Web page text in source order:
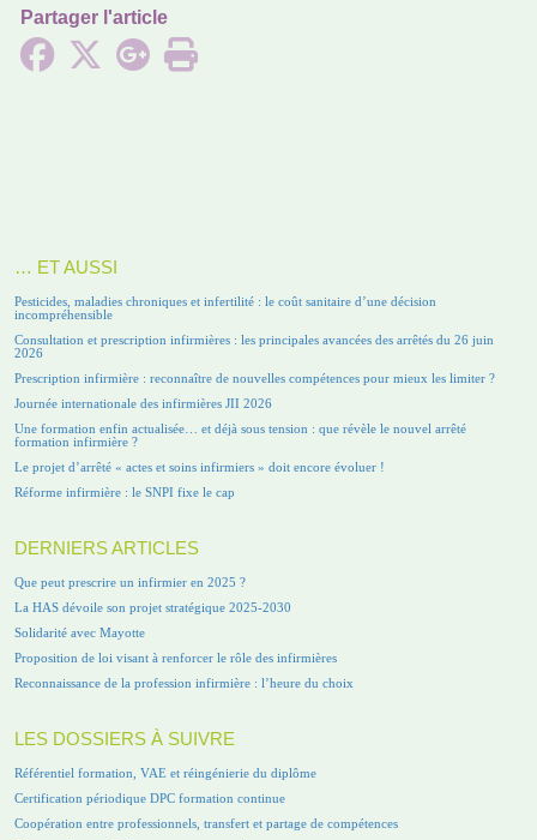
Partager l'article
… ET AUSSI
Pesticides, maladies chroniques et infertilité : le coût sanitaire d’une décision
incompréhensible
Consultation et prescription infirmières : les principales avancées des arrêtés du 26 juin
2026
Prescription infirmière : reconnaître de nouvelles compétences pour mieux les limiter ?
Journée internationale des infirmières JII 2026
Une formation enfin actualisée… et déjà sous tension : que révèle le nouvel arrêté
formation infirmière ?
Le projet d’arrêté « actes et soins infirmiers » doit encore évoluer !
Réforme infirmière : le SNPI fixe le cap
DERNIERS ARTICLES
Que peut prescrire un infirmier en 2025 ?
La HAS dévoile son projet stratégique 2025-2030
Solidarité avec Mayotte
Proposition de loi visant à renforcer le rôle des infirmières
Reconnaissance de la profession infirmière : l’heure du choix
LES DOSSIERS À SUIVRE
Référentiel formation, VAE et réingénierie du diplôme
Certification périodique DPC formation continue
Coopération entre professionnels, transfert et partage de compétences